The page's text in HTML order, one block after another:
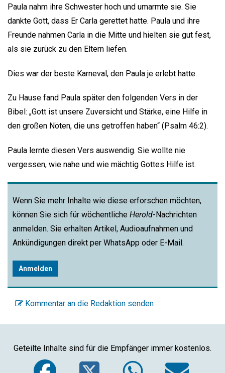
Paula nahm ihre Schwester hoch und umarmte sie. Sie
dankte Gott, dass Er Carla gerettet hatte. Paula und ihre
Freunde nahmen Carla in die Mitte und hielten sie gut fest,
als sie zurück zu den Eltern liefen.
Dies war der beste Karneval, den Paula je erlebt hatte.
Zu Hause fand Paula später den folgenden Vers in der
Bibel: „Gott ist unsere Zuversicht und Stärke, eine Hilfe in
den großen Nöten, die uns getroffen haben“ (Psalm 46:2).
Paula lernte diesen Vers auswendig. Sie wollte nie
vergessen, wie nahe und wie mächtig Gottes Hilfe ist.
Wenn Sie mehr Inhalte wie diese erforschen möchten,
können Sie sich für wöchentliche Herold-Nachrichten
anmelden. Sie erhalten Artikel, Audioaufnahmen und
Ankündigungen direkt per WhatsApp oder E-Mail.
Anmelden
Kommentar an die Redaktion senden
Geteilte Inhalte sind für die Empfänger immer kostenlos.
Facebook
Twitter